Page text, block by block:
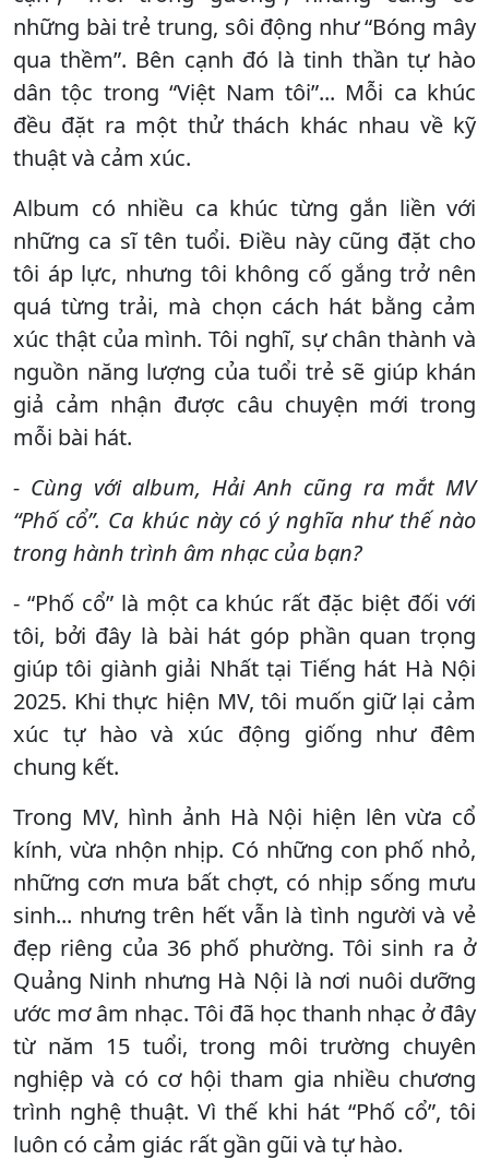
những bài trẻ trung, sôi động như “Bóng mây
qua thềm”. Bên cạnh đó là tinh thần tự hào
dân tộc trong “Việt Nam tôi”... Mỗi ca khúc
đều đặt ra một thử thách khác nhau về kỹ
thuật và cảm xúc.
Album có nhiều ca khúc từng gắn liền với
những ca sĩ tên tuổi. Điều này cũng đặt cho
tôi áp lực, nhưng tôi không cố gắng trở nên
quá từng trải, mà chọn cách hát bằng cảm
xúc thật của mình. Tôi nghĩ, sự chân thành và
nguồn năng lượng của tuổi trẻ sẽ giúp khán
giả cảm nhận được câu chuyện mới trong
mỗi bài hát.
- Cùng với album, Hải Anh cũng ra mắt MV
“Phố cổ”. Ca khúc này có ý nghĩa như thế nào
trong hành trình âm nhạc của bạn?
- “Phố cổ” là một ca khúc rất đặc biệt đối với
tôi, bởi đây là bài hát góp phần quan trọng
giúp tôi giành giải Nhất tại Tiếng hát Hà Nội
2025. Khi thực hiện MV, tôi muốn giữ lại cảm
xúc tự hào và xúc động giống như đêm
chung kết.
Trong MV, hình ảnh Hà Nội hiện lên vừa cổ
kính, vừa nhộn nhịp. Có những con phố nhỏ,
những cơn mưa bất chợt, có nhịp sống mưu
sinh... nhưng trên hết vẫn là tình người và vẻ
đẹp riêng của 36 phố phường. Tôi sinh ra ở
Quảng Ninh nhưng Hà Nội là nơi nuôi dưỡng
ước mơ âm nhạc. Tôi đã học thanh nhạc ở đây
từ năm 15 tuổi, trong môi trường chuyên
nghiệp và có cơ hội tham gia nhiều chương
trình nghệ thuật. Vì thế khi hát “Phố cổ”, tôi
luôn có cảm giác rất gần gũi và tự hào.